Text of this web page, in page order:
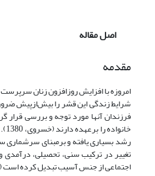
اصل مقاله
مقدمه
امروزه با افزایش روز‌افزون زنان
شرایط زندگی این قشر را بیش‌از‌پیش
فرزندان آنها مورد توجه و بررسی قرار
تغییر در ترکیب سنی، تحصیلی، درآمدی
اجتماعی از جنس آسیب تبدیل کرده است (مرکز